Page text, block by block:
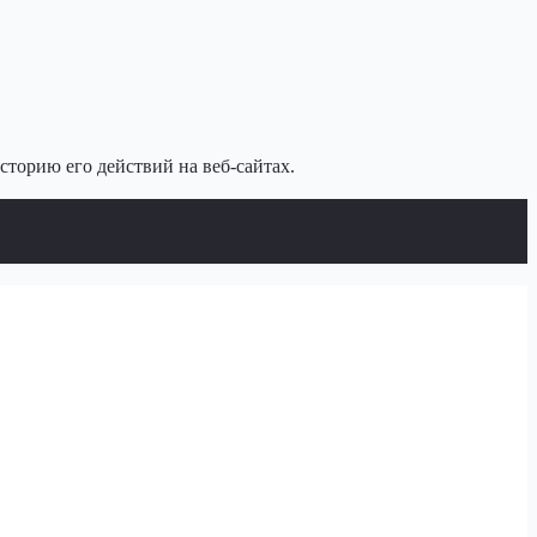
его действий на веб-сайтах.